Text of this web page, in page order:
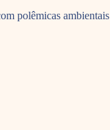
polêmicas ambientais